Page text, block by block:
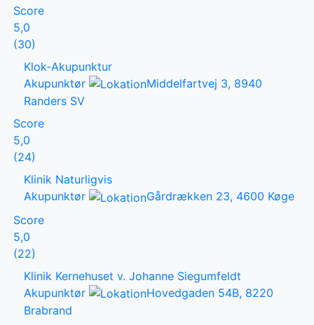
Score
5,0
(30)
Klok-Akupunktur
Akupunktør
Middelfartvej 3, 8940
Randers SV
Score
5,0
(24)
Klinik Naturligvis
Akupunktør
Gårdrækken 23, 4600 Køge
Score
5,0
(22)
Klinik Kernehuset v. Johanne Siegumfeldt
Akupunktør
Hovedgaden 54B, 8220
Brabrand